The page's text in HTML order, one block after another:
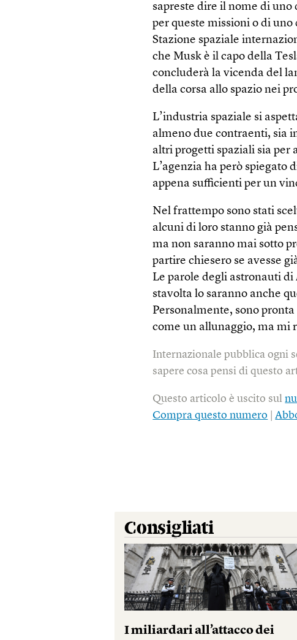
sapreste dire il nome di uno
per queste missioni o di
Stazione spaziale
che Musk è il capo della
concluderà la vicenda del
della corsa allo spazio nei
L’industria spaziale si
almeno due contraenti, sia
altri progetti spaziali sia per
L’agenzia ha però
appena sufficienti per un
Nel frattempo sono stati
alcuni di loro stanno già
ma non saranno mai sotto
partire chiesero se avesse
Le parole degli astronauti
stavolta lo saranno anche
Personalmente, sono
come un allunaggio, ma
Internazionale pubblica ogni
sapere cosa pensi di questo
Questo articolo è uscito sul
Compra questo numero |
Consigliati
I miliardari all’attacco dei